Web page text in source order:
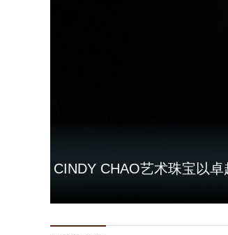
CINDY CHAO艺术珠宝以